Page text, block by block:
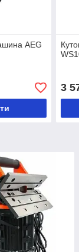
AEG
3